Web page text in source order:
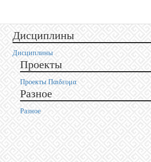
Дисциплины
Дисциплины
Проекты
Проекты Пαιδευμα
Разное
Разное